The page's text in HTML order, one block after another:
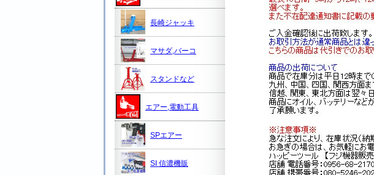
長崎ジャッキ
マサダ,バーコ
スタンドなど
エアー,電動工具
SPエアー
SI 信濃機販